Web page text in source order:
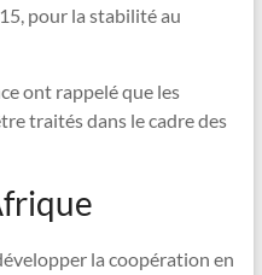
pour la stabilité au
ont rappelé que les
traités dans le cadre des
la coopération en